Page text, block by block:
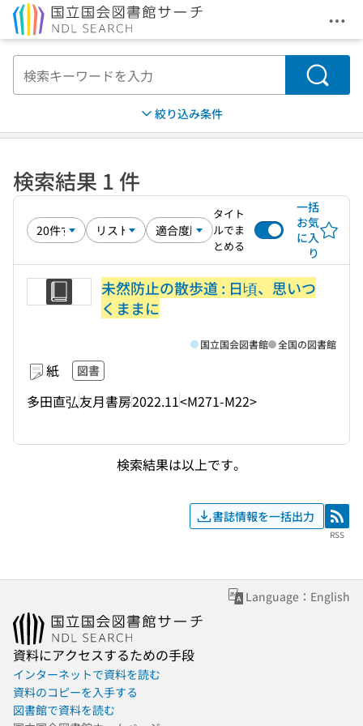
メ
検索
絞り込み条件
検索結果 1 件
タイト
ルでま
とめる
一括
お気
に入
り
未然防止の散歩道 : 日頃、思いつ
くままに
紙 図書
多田直弘友月書房2022.11<M271-M22>
国立国会図書館 全国の図書館
検索結果は以上です。
書誌情報を一括出力 RSS
RSS
Language：English
資料にアクセスするための手段
インターネットで資料を読む
資料のコピーを入手する
図書館で資料を読む